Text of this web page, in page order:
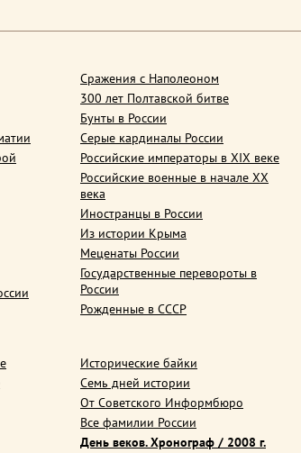
Сражения с Наполеоном
300 лет Полтавской битве
Бунты в России
Серые кардиналы России
Российские императоры в XIX веке
Российские военные в начале ХХ
века
Иностранцы в России
Из истории Крыма
Меценаты России
Государственные перевороты в
России
Рожденные в СССР
Исторические байки
Семь дней истории
От Советского Информбюро
Все фамилии России
День веков. Хронограф / 2008 г.